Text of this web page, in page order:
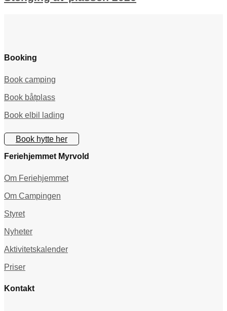
Booking
Book camping
Book båtplass
Book elbil lading
Book hytte her
Feriehjemmet Myrvold
Om Feriehjemmet
Om Campingen
Styret
Nyheter
Aktivitetskalender
Priser
Kontakt